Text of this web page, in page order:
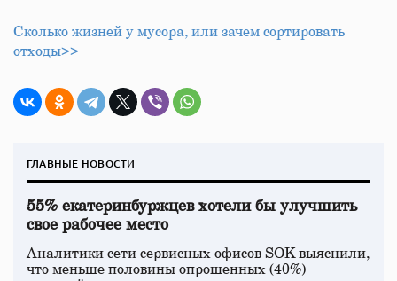
Сколько жизней у мусора, или зачем сортировать
отходы>>
ГЛАВНЫЕ НОВОСТИ
55% екатеринбуржцев хотели бы улучшить
свое рабочее место
Аналитики сети сервисных офисов SOK выяснили,
что меньше половины опрошенных (40%)